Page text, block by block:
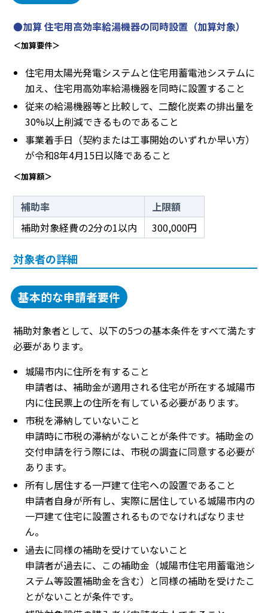
●加算 住宅用高効率給湯機器の同時設置（加算対象）
＜加算要件＞
住宅用太陽光発電システムと住宅用蓄電池システムに
加え、住宅用高効率給湯機器を同時に設置すること
従来の給湯機器等と比較して、二酸化炭素の排出量を
30%以上削減できるものであること
事業着手日（契約または工事開始のいずれか早い方）
が令和8年4月15日以降であること
＜加算額＞
補助率
上限額
補助対象経費の2分の1以内
300,000円
対象者の詳細
基本的な申請者要件
補助対象者として、以下の5つの基本条件をすべて満たす
必要があります。
城陽市内に住所を有すること
申請者は、補助金が適用される住宅が所在する城陽市
内に住民票上の住所を有している必要があります。
市税を滞納していないこと
申請時に市税の滞納がないことが条件です。補助金の
交付申請を行う際には、市税の調査に同意する必要が
あります。
所有し居住する一戸建て住宅への設置であること
申請者自身が所有し、実際に居住している城陽市内の
一戸建て住宅に設置されるものでなければなりませ
ん。
過去に同様の補助を受けていないこと
申請者が過去に、この補助金（城陽市住宅用蓄電池シ
ステム等設置補助金を含む）と同様の補助を受けたこ
とがないことが条件です。